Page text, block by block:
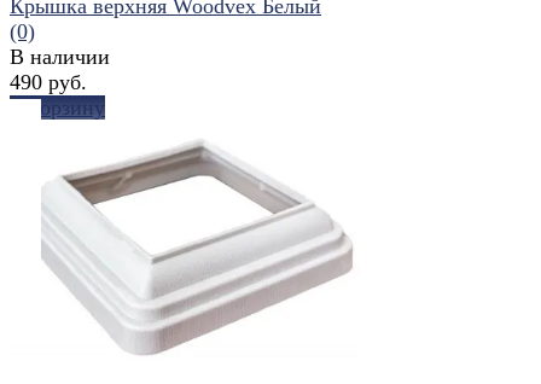
избранное сравнить
Крышка верхняя Woodvex Белый
(0)
В наличии
490 руб.
В корзину